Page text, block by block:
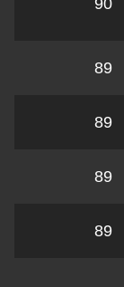
89
89
89
89